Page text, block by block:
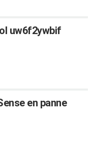
uw6f2ywbif
en panne